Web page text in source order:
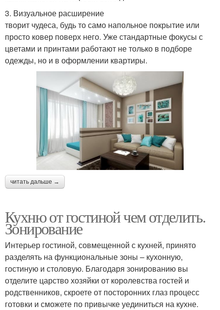
3. Визуальное расширение
творит чудеса, будь то само напольное покрытие или
просто ковер поверх него. Уже стандартные фокусы с
цветами и принтами работают не только в подборе
одежды, но и в оформлении квартиры.
читать дальше →
Кухню от гостиной чем отделить.
Зонирование
Интерьер гостиной, совмещенной с кухней, принято
разделять на функциональные зоны – кухонную,
гостиную и столовую. Благодаря зонированию вы
отделите царство хозяйки от королевства гостей и
родственников, скроете от посторонних глаз процесс
готовки и сможете по привычке уединиться на кухне.